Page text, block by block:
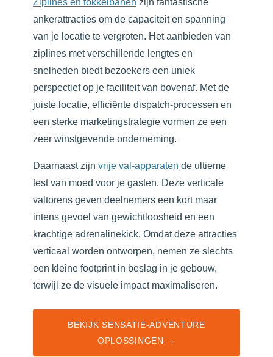
Ziplines en tokkelbanen zijn fantastische
ankerattracties om de capaciteit en spanning
van je locatie te vergroten. Het aanbieden van
ziplines met verschillende lengtes en
snelheden biedt bezoekers een uniek
perspectief op je faciliteit van bovenaf. Met de
juiste locatie, efficiënte dispatch-processen en
een sterke marketingstrategie vormen ze een
zeer winstgevende onderneming.
Daarnaast zijn vrije val-apparaten de ultieme
test van moed voor je gasten. Deze verticale
valtorens geven deelnemers een kort maar
intens gevoel van gewichtloosheid en een
krachtige adrenalinekick. Omdat deze attracties
verticaal worden ontworpen, nemen ze slechts
een kleine footprint in beslag in je gebouw,
terwijl ze de visuele impact maximaliseren.
BEKIJK SENSATIE-ADVENTURE
OPLOSSINGEN →